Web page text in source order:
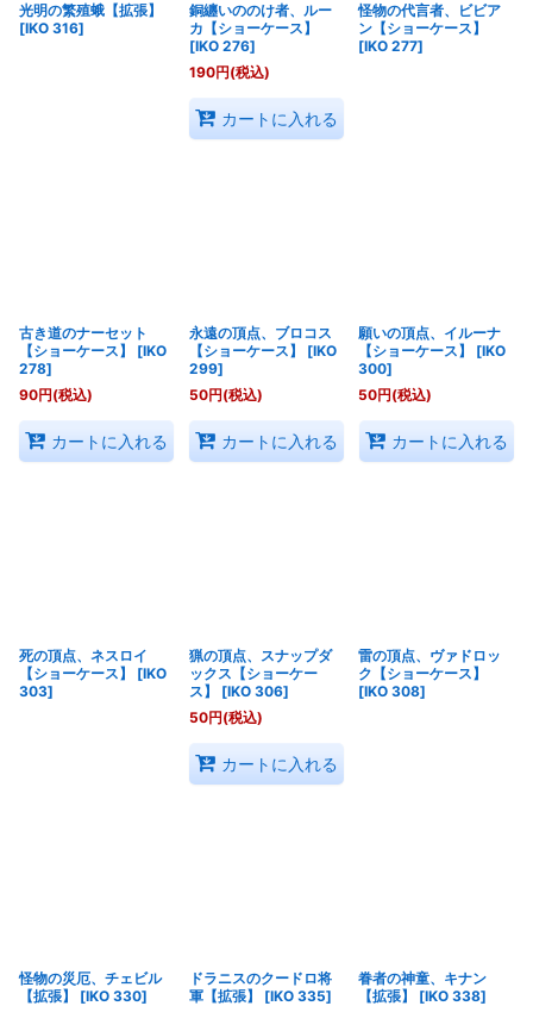
光明の繁殖蛾【拡張】
[IKO 316]
銅纏いののけ者、ルー
カ【ショーケース】
[IKO 276]
190円(税込)
カートに入れる
怪物の代言者、ビビア
ン【ショーケース】
[IKO 277]
古き道のナーセット
【ショーケース】
[IKO
278]
90円(税込)
カートに入れる
永遠の頂点、ブロコス
【ショーケース】
[IKO
299]
50円(税込)
カートに入れる
願いの頂点、イルーナ
【ショーケース】
[IKO
300]
50円(税込)
カートに入れる
死の頂点、ネスロイ
【ショーケース】
[IKO
303]
猟の頂点、スナップダ
ックス【ショーケー
ス】
[IKO 306]
50円(税込)
カートに入れる
雷の頂点、ヴァドロッ
ク【ショーケース】
[IKO 308]
怪物の災厄、チェビル
【拡張】
[IKO 330]
ドラニスのクードロ将
軍【拡張】
[IKO 335]
眷者の神童、キナン
【拡張】
[IKO 338]